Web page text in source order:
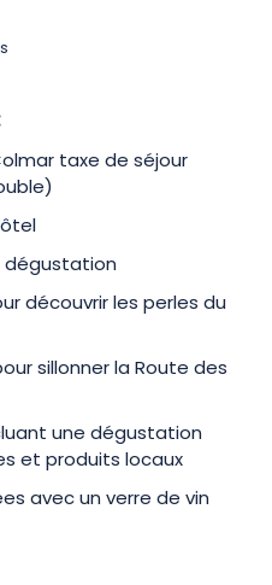
taxe de séjour
dégustation
découvrir les perles du
sillonner la Route des
une dégustation
et produits locaux
avec un verre de vin